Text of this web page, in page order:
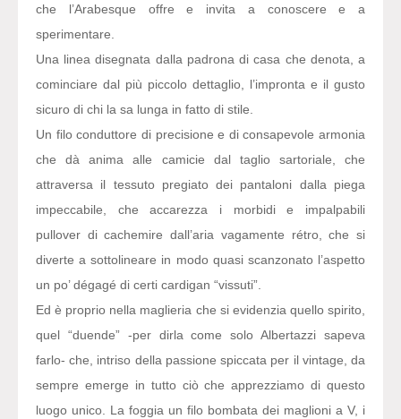
che l’Arabesque offre e invita a conoscere e a
sperimentare.
Una linea disegnata dalla padrona di casa che denota, a
cominciare dal più piccolo dettaglio, l’impronta e il gusto
sicuro di chi la sa lunga in fatto di stile.
Un filo conduttore di precisione e di consapevole armonia
che dà anima alle camicie dal taglio sartoriale, che
attraversa il tessuto pregiato dei pantaloni dalla piega
impeccabile, che accarezza i morbidi e impalpabili
pullover di cachemire dall’aria vagamente rétro, che si
diverte a sottolineare in modo quasi scanzonato l’aspetto
un po’ dégagé di certi cardigan “vissuti”.
Ed è proprio nella maglieria che si evidenzia quello spirito,
quel “duende” -per dirla come solo Albertazzi sapeva
farlo- che, intriso della passione spiccata per il vintage, da
sempre emerge in tutto ciò che apprezziamo di questo
luogo unico. La foggia un filo bombata dei maglioni a V, i